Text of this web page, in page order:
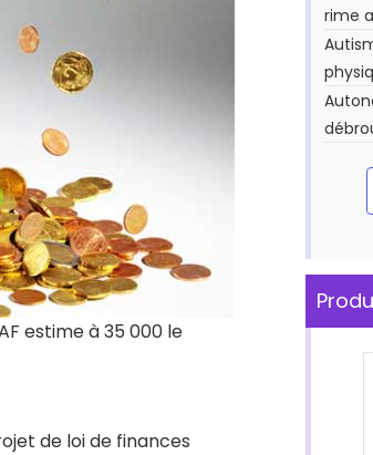
estime à 35 000 le
de loi de finances
rime